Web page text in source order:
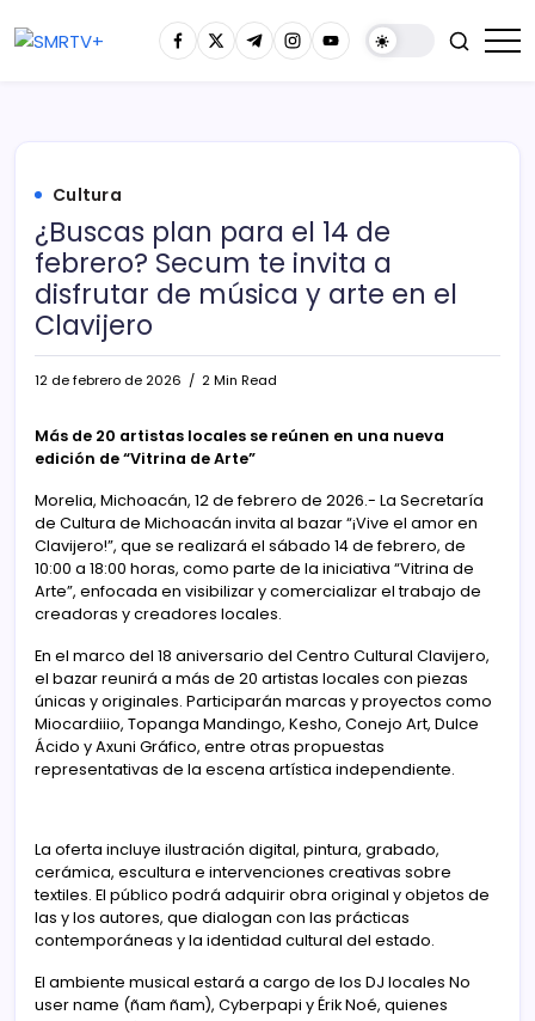
Cultura
¿Buscas plan para el 14 de
febrero? Secum te invita a
disfrutar de música y arte en el
Clavijero
12 de febrero de 2026 2 Min Read
Más de 20 artistas locales se reúnen en una nueva
edición de “Vitrina de Arte”
Morelia, Michoacán, 12 de febrero de 2026.- La Secretaría
de Cultura de Michoacán invita al bazar “¡Vive el amor en
Clavijero!”, que se realizará el sábado 14 de febrero, de
10:00 a 18:00 horas, como parte de la iniciativa “Vitrina de
Arte”, enfocada en visibilizar y comercializar el trabajo de
creadoras y creadores locales.
En el marco del 18 aniversario del Centro Cultural Clavijero,
el bazar reunirá a más de 20 artistas locales con piezas
únicas y originales. Participarán marcas y proyectos como
Miocardiiio, Topanga Mandingo, Kesho, Conejo Art, Dulce
Ácido y Axuni Gráfico, entre otras propuestas
representativas de la escena artística independiente.
La oferta incluye ilustración digital, pintura, grabado,
cerámica, escultura e intervenciones creativas sobre
textiles. El público podrá adquirir obra original y objetos de
las y los autores, que dialogan con las prácticas
contemporáneas y la identidad cultural del estado.
El ambiente musical estará a cargo de los DJ locales No
user name (ñam ñam), Cyberpapi y Érik Noé, quienes